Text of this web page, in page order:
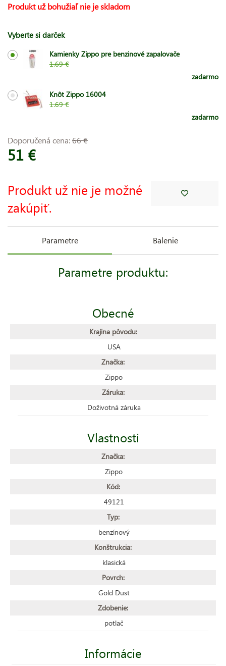
Produkt už bohužiaľ nie je skladom
Vyberte si darček
Kamienky Zippo pre benzinové zapalovače
1.69 €
zadarmo
Knôt Zippo 16004
1.69 €
zadarmo
Doporučená cena:66 €
51 €
Produkt už nie je možné
zakúpiť.
Parametre Balenie
Parametre produktu:
Obecné
Krajina pôvodu:
USA
Značka:
Zippo
Záruka:
Doživotná záruka
Vlastnosti
Značka:
Zippo
Kód:
49121
Typ:
benzínový
Konštrukcia:
klasická
Povrch:
Gold Dust
Zdobenie:
potlač
Informácie